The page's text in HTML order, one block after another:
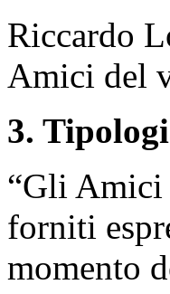
Riccardo
Amici del
3.
“Gli Amici
forniti
momento